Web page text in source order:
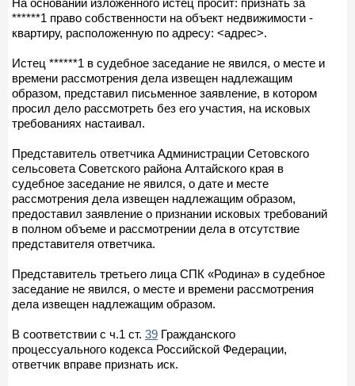
******1 право собственности на объект недвижимости -
квартиру, расположенную по адресу: <адрес>.
Истец ******1 в судебное заседание не явился, о месте и
времени рассмотрения дела извещен надлежащим
образом, представил письменное заявление, в котором
просил дело рассмотреть без его участия, на исковых
требованиях настаивал.
Представитель ответчика Администрации Сетовского
сельсовета Советского района Алтайского края в
судебное заседание не явился, о дате и месте
рассмотрения дела извещен надлежащим образом,
предоставил заявление о признании исковых требований
в полном объеме и рассмотрении дела в отсутствие
представителя ответчика.
Представитель третьего лица СПК «Родина» в судебное
заседание не явился, о месте и времени рассмотрения
дела извещен надлежащим образом.
В соответствии с ч.1 ст. 39 Гражданского
процессуального кодекса Российской Федерации,
ответчик вправе признать иск.